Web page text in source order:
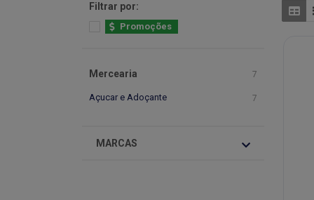
Filtrar por:
Promoções
Mercearia 7
Açucar e Adoçante 7
MARCAS